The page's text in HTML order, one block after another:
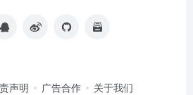
声明 广告合作 关于我们